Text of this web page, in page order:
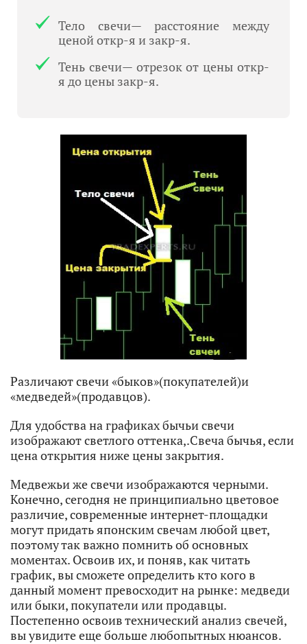
Тело свечи— расстояние между
ценой откр-я и закр-я.
Тень свечи— отрезок от цены откр-
я до цены закр-я.
Различают свечи «быков»(покупателей)и
«медведей»(продавцов).
Для удобства на графиках бычьи свечи
изображают светлого оттенка,.Свеча бычья, если
цена открытия ниже цены закрытия.
Медвежьи же свечи изображаются черными.
Конечно, сегодня не принципиально цветовое
различие, современные интернет-площадки
могут придать японским свечам любой цвет,
поэтому так важно помнить об основных
моментах. Освоив их, и поняв, как читать
график, вы сможете определить кто кого в
данный момент превосходит на рынке: медведи
или быки, покупатели или продавцы.
Постепенно освоив технический анализ свечей,
вы увидите еще больше любопытных нюансов.